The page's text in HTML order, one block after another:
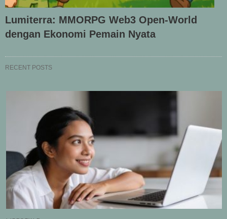
Lumiterra: MMORPG Web3 Open-World
dengan Ekonomi Pemain Nyata
RECENT POSTS